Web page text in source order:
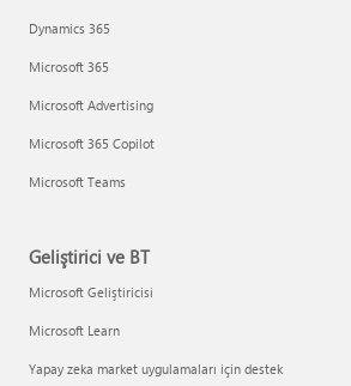
Dynamics 365
Microsoft 365
Microsoft Advertising
Microsoft 365 Copilot
Microsoft Teams
Geliştirici ve BT
Microsoft Geliştiricisi
Microsoft Learn
Yapay zeka market uygulamaları için destek